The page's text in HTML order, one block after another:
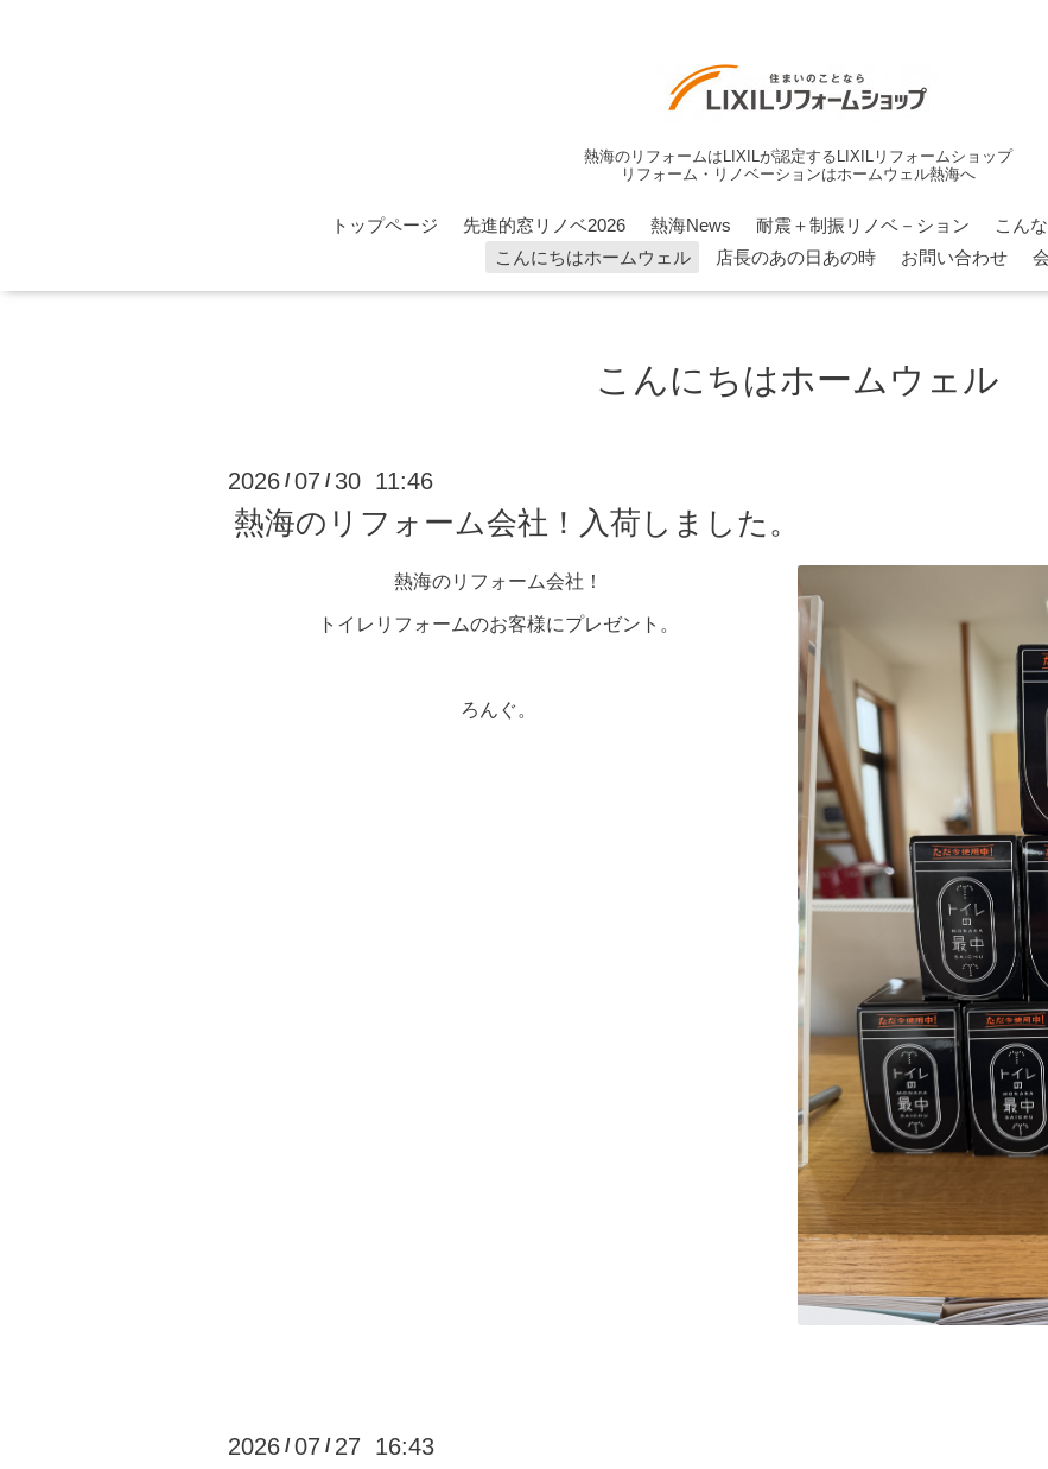
熱海のリフォームはLIXILが認定するLIXILリフォームショップ
リフォーム・リノベーションはホームウェル熱海へ
トップページ 先進的窓リノベ2026 熱海News 耐震＋制振リノベ－ション こん
こんにちはホームウェル
店長のあの日あの時 お問い合わせ
こんにちはホームウェル
2026 /07 / 30 11:46
熱海のリフォーム会社！入荷しました。
熱海のリフォーム会社！
トイレリフォームのお客様にプレゼント。
ろんぐ。
2026 /07 / 27 16:43